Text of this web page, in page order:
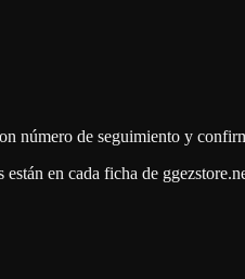
número de seguimiento y
en cada ficha de